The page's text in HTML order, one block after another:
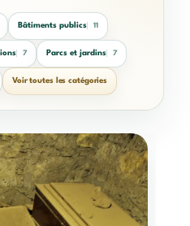
Bâtiments publics 11
7 Parcs et jardins 7
Voir toutes les catégories